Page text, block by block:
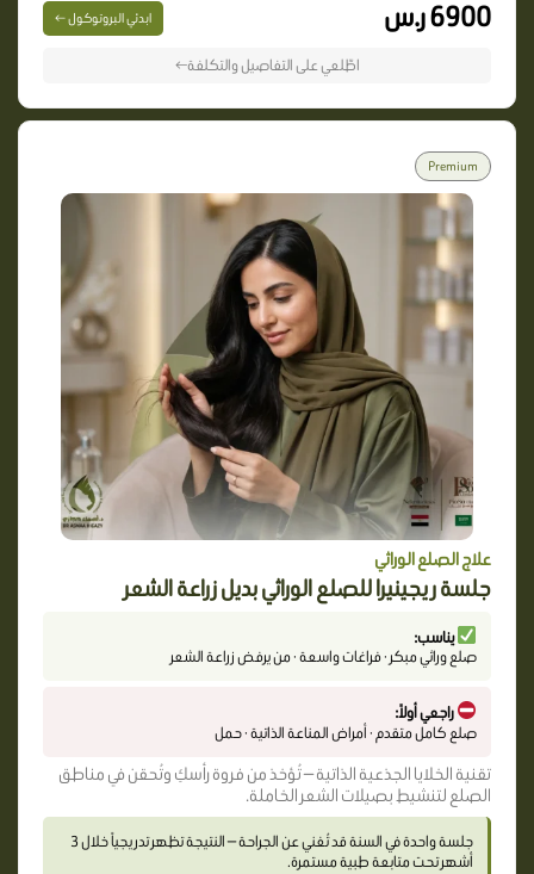
6900 ر.س ابدئي البروتوكول ←
اطّلعي على التفاصيل والتكلفة←
Premium
علاج الصلع الوراثي
جلسة ريجينيرا للصلع الوراثي بديل زراعة الشعر
يناسب:
صلع وراثي مبكر · فراغات واسعة · من يرفض زراعة الشعر
راجعي أولاً:
صلع كامل متقدم · أمراض المناعة الذاتية · حمل
تقنية الخلايا الجذعية الذاتية — تُؤخذ من فروة رأسكِ وتُحقن في مناطق
الصلع لتنشيط بصيلات الشعر الخاملة.
جلسة واحدة في السنة قد تُغني عن الجراحة — النتيجة تظهر تدريجياً خلال 3
أشهر تحت متابعة طبية مستمرة.